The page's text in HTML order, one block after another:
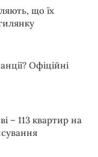
що їх
Офіційні
– 113 квартир на